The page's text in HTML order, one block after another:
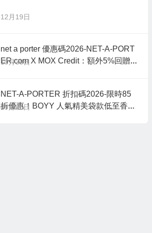
12月19日
net a porter 優惠碼2026-NET-A-PORT
ER.com X MOX Credit：額外5%回贈優
10月30日
NET-A-PORTER 折扣碼2026-限時85
折優惠！BOYY 人氣精美袋款低至香港
09月06日